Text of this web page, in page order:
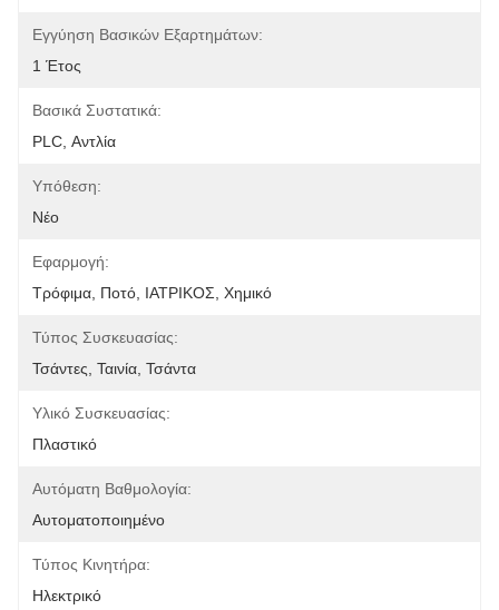
Εγγύηση Βασικών Εξαρτημάτων:
1 Έτος
Βασικά Συστατικά:
PLC, Αντλία
Υπόθεση:
Νέο
Εφαρμογή:
Τρόφιμα, Ποτό, ΙΑΤΡΙΚΟΣ, Χημικό
Τύπος Συσκευασίας:
Τσάντες, Ταινία, Τσάντα
Υλικό Συσκευασίας:
Πλαστικό
Αυτόματη Βαθμολογία:
Αυτοματοποιημένο
Τύπος Κινητήρα:
Ηλεκτρικό